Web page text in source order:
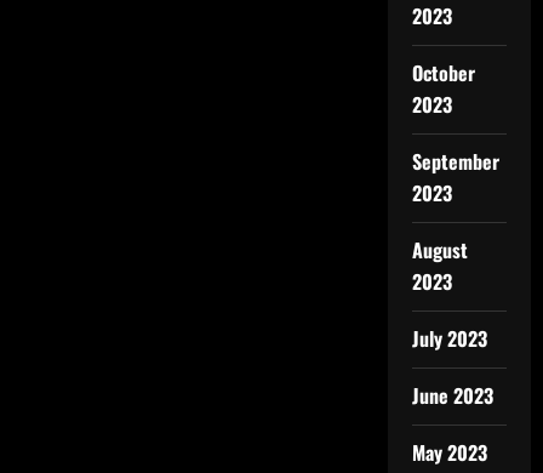
2023
October
2023
September
2023
August
2023
July 2023
June 2023
May 2023